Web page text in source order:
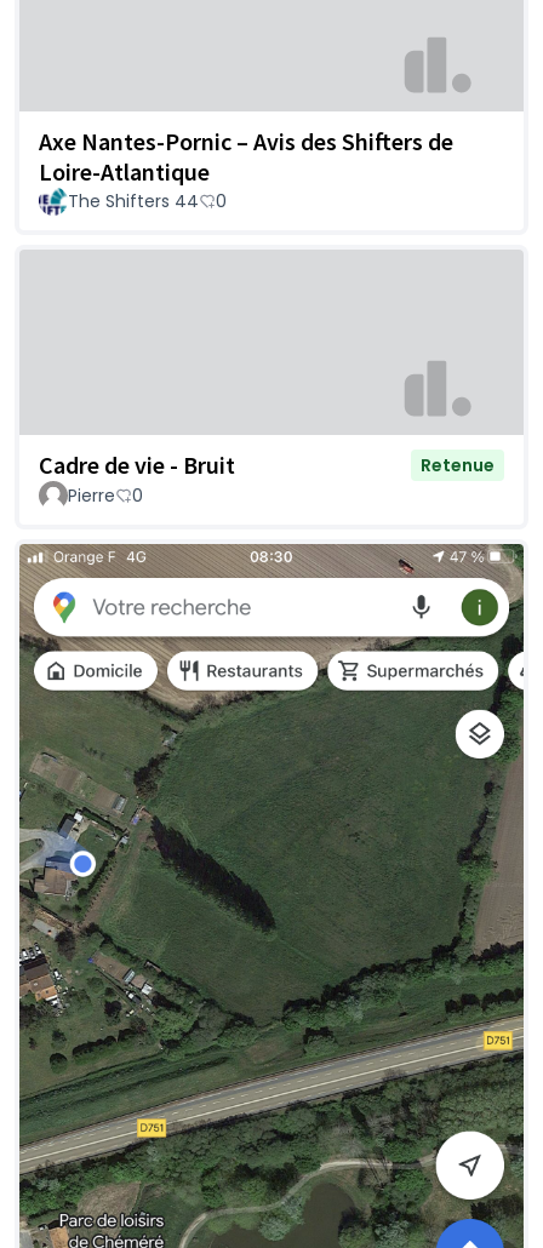
Axe Nantes-Pornic – Avis des Shifters de
Loire-Atlantique
The Shifters 44 0
Cadre de vie - Bruit
Retenue
Pierre
0